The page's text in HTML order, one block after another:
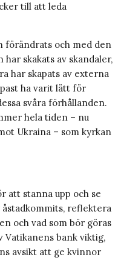
till att leda
förändrats och med den
har skakats av skandaler,
har skapats av externa
ha varit lätt för
svåra förhållanden.
hela tiden – nu
Ukraina – som kyrkan
att stanna upp och se
reflektera
och vad som bör göras
bank viktig,
avsikt att ge kvinnor